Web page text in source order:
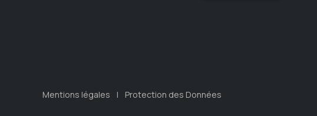
Mentions légales Protection des Données